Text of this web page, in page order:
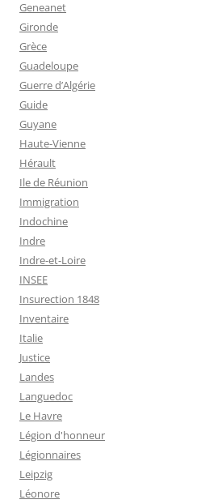
Geneanet
Gironde
Grèce
Guadeloupe
Guerre d’Algérie
Guide
Guyane
Haute-Vienne
Hérault
Ile de Réunion
Immigration
Indochine
Indre
Indre-et-Loire
INSEE
Insurection 1848
Inventaire
Italie
Justice
Landes
Languedoc
Le Havre
Légion d'honneur
Légionnaires
Leipzig
Léonore